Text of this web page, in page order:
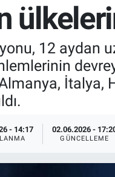
12 aydan
İtalya,
- 14:17 02.06.2026 -
GÜNCELLEME